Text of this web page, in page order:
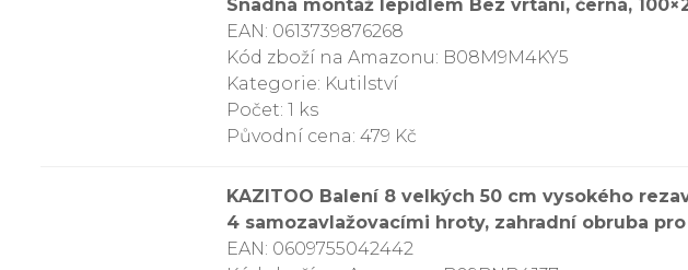
Snadná montáž lepidlem Bez vrtání, černá,
EAN: 0613739876268
Kód zboží na Amazonu: B08M9M4KY5
Kategorie: Kutilství
Počet: 1 ks
Původní cena: 479 Kč
KAZITOO Balení 8 velkých 50 cm vysokého
4 samozavlažovacími hroty, zahradní obruba
EAN: 0609755042442